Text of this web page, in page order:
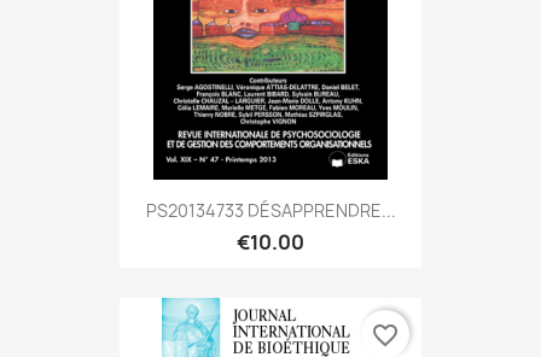
PS20134733 DÉSAPPRENDRE...
€10.00
favorite_border